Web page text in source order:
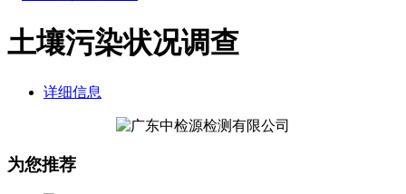
土壤污染状况调查
详细信息
为您推荐